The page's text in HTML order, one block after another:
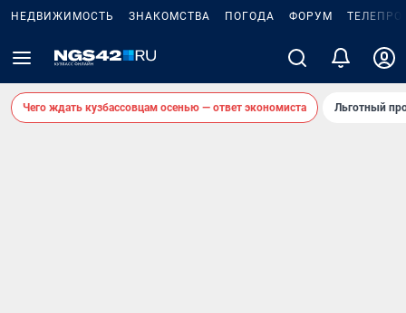
НЕДВИЖИМОСТЬ ЗНАКОМСТВА ПОГОДА ФОРУМ
Чего ждать кузбассовцам осенью — ответ экономиста Льготный